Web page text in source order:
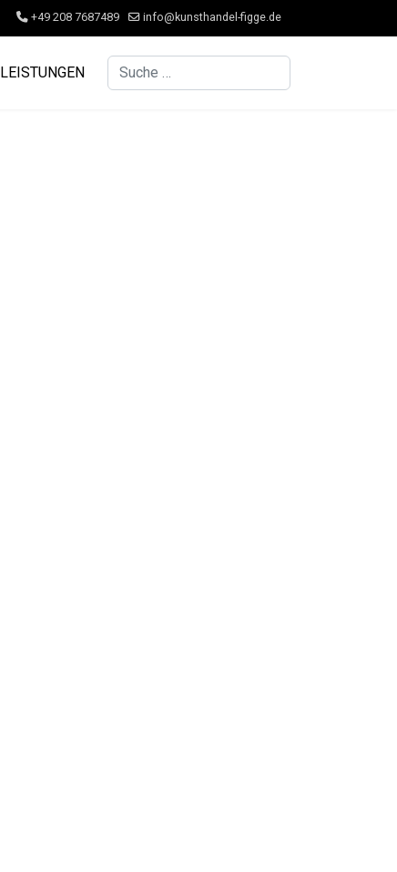
+49 208 7687489 info@kunsthandel-figge.de
LEISTUNGEN Suchen